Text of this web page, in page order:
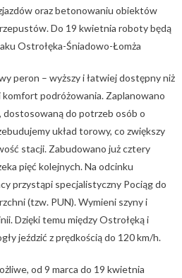
oraz betonowaniu obiektów
Do 19 kwietnia roboty będą
Ostrołęka-Śniadowo-Łomża
peron – wyższy i łatwiej dostępny niż
podróżowania. Zaplanowano
do potrzeb osób o
układ torowy, co zwiększy
stacji. Zabudowano już cztery
pięć kolejnych. Na odcinku
przystąpi specjalistyczny Pociąg do
(tzw. PUN). Wymieni szyny i
Dzięki temu między Ostrołęką i
jeździć z prędkością do 120 km/h.
od 9 marca do 19 kwietnia